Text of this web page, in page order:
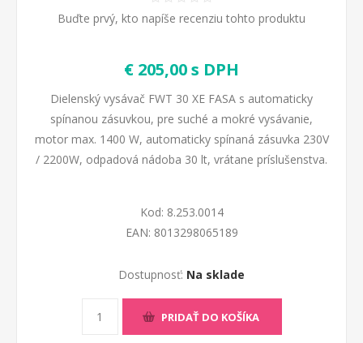
Buďte prvý, kto napíše recenziu tohto produktu
€ 205,00 s DPH
Dielenský vysávač FWT 30 XE FASA s automaticky
spínanou zásuvkou, pre suché a mokré vysávanie,
motor max. 1400 W, automaticky spínaná zásuvka 230V
/ 2200W, odpadová nádoba 30 lt, vrátane príslušenstva.
Kod: 8.253.0014
EAN: 8013298065189
Dostupnosť: Na sklade
PRIDAŤ DO KOŠÍKA